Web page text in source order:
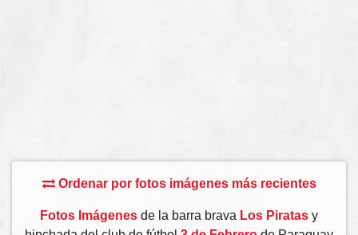
Ordenar por fotos imágenes más recientes
Fotos Imágenes de la barra brava Los Piratas y